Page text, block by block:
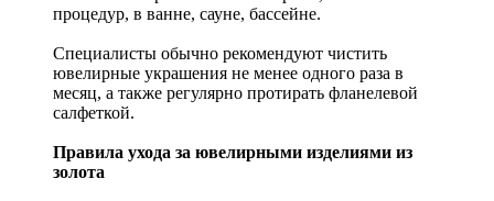
процедур, в ванне, сауне, бассейне.
Специалисты обычно рекомендуют чистить
ювелирные украшения не менее одного раза в
месяц, а также регулярно протирать фланелевой
салфеткой.
Правила ухода за ювелирными изделиями из
золота